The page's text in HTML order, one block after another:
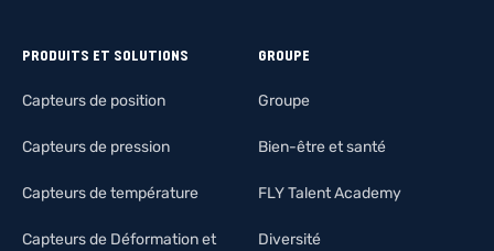
PRODUITS ET SOLUTIONS
Capteurs de position
Capteurs de pression
Capteurs de température
Capteurs de Déformation et
GROUPE
Groupe
Bien-être et santé
FLY Talent Academy
Diversité